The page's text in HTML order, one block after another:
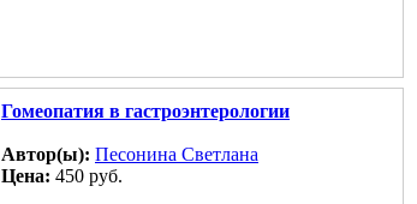
Гомеопатия в гастроэнтерологии
Автор(ы): Песонина Светлана
Цена: 450 руб.